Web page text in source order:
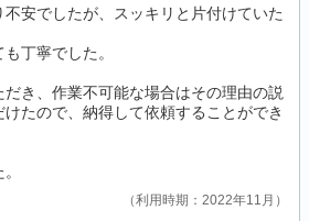
安でしたが、スッキリと片付けていた
丁寧でした。
き、作業不可能な場合はその理由の説
たので、納得して依頼することができ
利用時期：2022年11月